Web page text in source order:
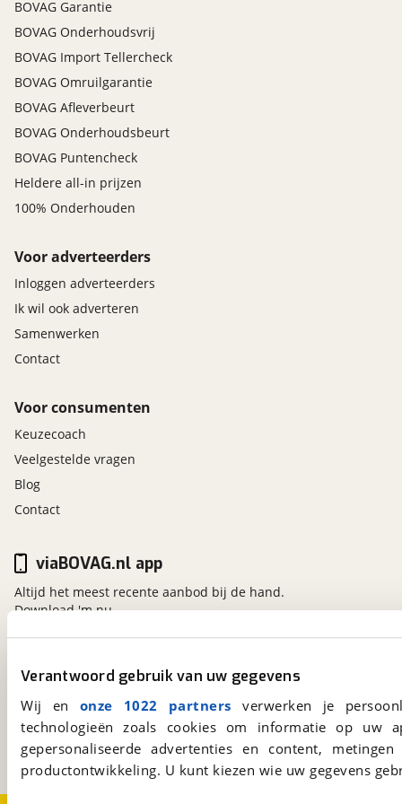
Verantwoord gebruik van uw gegevens
Wij en onze 1022 partners verwerken je
technologieën zoals cookies om informatie op
gepersonaliseerde advertenties en content,
productontwikkeling. U kunt kiezen wie uw gegevens
BOVAG Garantie
BOVAG Onderhoudsvrij
BOVAG Import Tellercheck
BOVAG Omruilgarantie
BOVAG Afleverbeurt
BOVAG Onderhoudsbeurt
BOVAG Puntencheck
Heldere all-in prijzen
100% Onderhouden
Voor adverteerders
Inloggen adverteerders
Ik wil ook adverteren
Samenwerken
Contact
Voor consumenten
Keuzecoach
Veelgestelde vragen
Blog
Contact
viaBOVAG.nl
Kosterijland15
3981 AJ
Bunnik
Een initiatief van
BOVAG
viaBOVAG.nl app
Altijd het meest recente aanbod bij de hand.
Download 'm nu.